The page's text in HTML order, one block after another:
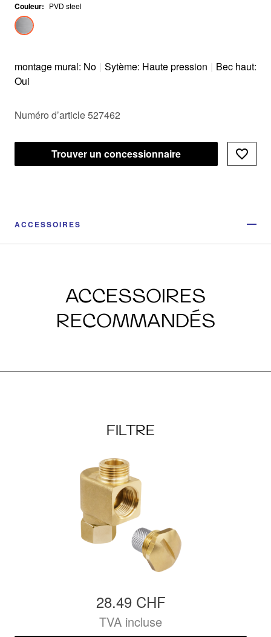
Couleur: PVD steel
montage mural: No | Sytème: Haute pression | Bec haut:
Oui
Numéro d’article 527462
Trouver un concessionnaire
ACCESSOIRES
ACCESSOIRES
RECOMMANDÉS
FILTRE
28.49 CHF
TVA incluse